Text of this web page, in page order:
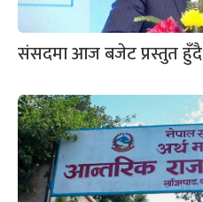
संसदमा आज बजेट प्रस्तुत हुँदै